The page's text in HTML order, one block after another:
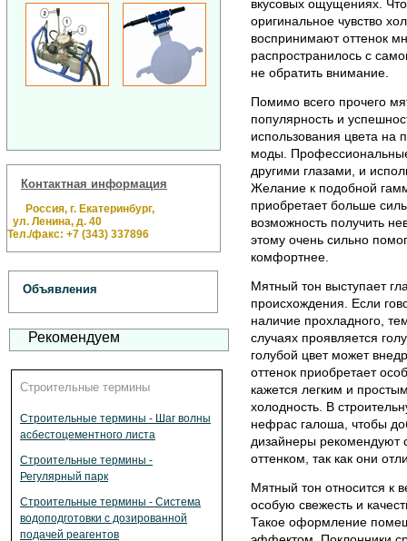
Контактная информация
Россия, г. Екатеринбург,
ул. Ленина, д. 40
Тел./факс: +7 (343) 337896
Объявления
Рекомендуем
Строительные термины
Строительные термины - Шаг волны
асбестоцементного листа
Строительные термины -
Регулярный парк
Строительные термины - Система
водоподготовки с дозированной
подачей реагентов
вкусовых ощущениях.
оригинальное чувство
воспринимают оттенок
распространилось с
не обратить внимание.
Помимо всего прочего
популярность и
использования цвета на
моды.
другими глазами, и
Желание к подобной
приобретает больше
возможность получить
этому очень сильно
комфортнее.
Мятный тон выступает
происхождения. Если
наличие прохладного,
случаях проявляется
голубой цвет может
оттенок приобретает
кажется легким и
холодность. В
нефрас галоша, чтобы
дизайнеры рекомендуют
оттенком, так как они
Мятный тон относится к
особую свежесть и
Такое оформление